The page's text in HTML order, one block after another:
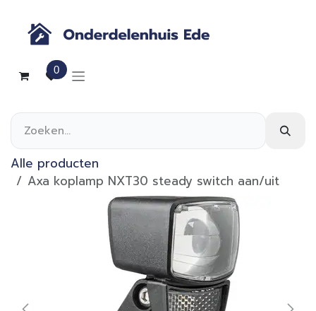
0
Alle producten
Axa koplamp NXT30 steady switch aan/uit